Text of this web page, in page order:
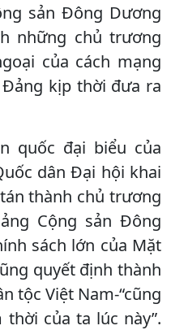
sản Đông Dương
những chủ trương
của cách mạng
kịp thời đưa ra
quốc đại biểu của
dân Đại hội khai
thành chủ trương
Cộng sản Đông
sách lớn của Mặt
quyết định thành
tộc Việt Nam-“cũng
của ta lúc này”.